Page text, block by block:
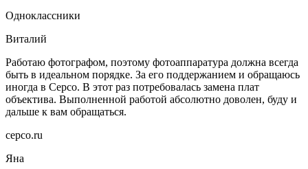
Одноклассники
Виталий
Работаю фотографом, поэтому фотоаппаратура должна всегда
быть в идеальном порядке. За его поддержанием и обращаюсь
иногда в Серсо. В этот раз потребовалась замена плат
объектива. Выполненной работой абсолютно доволен, буду и
дальше к вам обращаться.
серсо.ru
Яна